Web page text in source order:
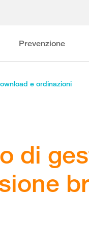
Prevenzione
e ordinazioni
di